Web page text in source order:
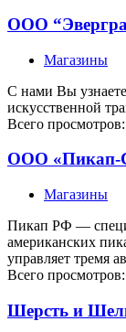
ООО
Магазины
С нами Вы узнаете
искусственной
Всего просмотров:
ООО
Магазины
Пикап РФ —
американских
управляет тремя
Всего
Шерсть и